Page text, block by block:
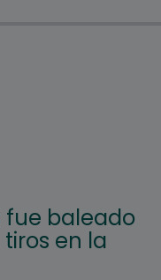
fue baleado
en la